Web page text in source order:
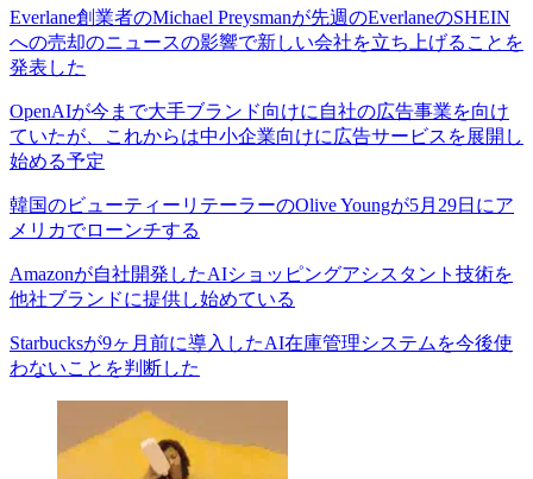
Everlane創業者のMichael Preysmanが先週のEverlaneのSHEIN
への売却のニュースの影響で新しい会社を立ち上げることを
発表した
OpenAIが今まで大手ブランド向けに自社の広告事業を向け
ていたが、これからは中小企業向けに広告サービスを展開し
始める予定
韓国のビューティーリテーラーのOlive Youngが5月29日にア
メリカでローンチする
Amazonが自社開発したAIショッピングアシスタント技術を
他社ブランドに提供し始めている
Starbucksが9ヶ月前に導入したAI在庫管理システムを今後使
わないことを判断した